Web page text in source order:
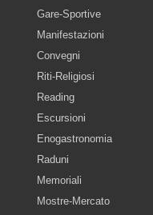
Gare-Sportive
Manifestazioni
Convegni
Riti-Religiosi
Reading
Escursioni
Enogastronomia
Raduni
Memoriali
Mostre-Mercato